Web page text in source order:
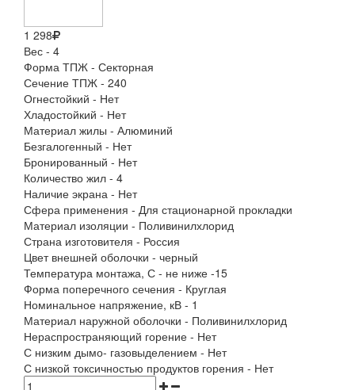
1 298
Вес - 4
Форма ТПЖ - Секторная
Сечение ТПЖ - 240
Огнестойкий - Нет
Хладостойкий - Нет
Материал жилы - Алюминий
Безгалогенный - Нет
Бронированный - Нет
Количество жил - 4
Наличие экрана - Нет
Сфера применения - Для стационарной прокладки
Материал изоляции - Поливинилхлорид
Страна изготовителя - Россия
Цвет внешней оболочки - черный
Температура монтажа, С - не ниже -15
Форма поперечного сечения - Круглая
Номинальное напряжение, кВ - 1
Материал наружной оболочки - Поливинилхлорид
Нераспространяющий горение - Нет
С низким дымо- газовыделением - Нет
С низкой токсичностью продуктов горения - Нет